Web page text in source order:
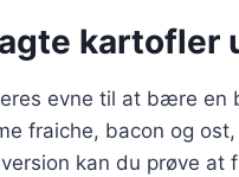
kartofler
evne til at bære en
fraiche, bacon og
kan du prøve at